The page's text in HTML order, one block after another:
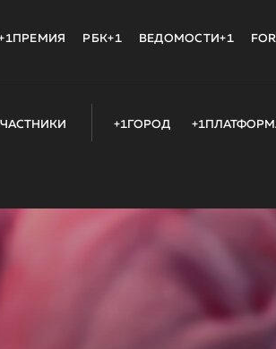
РБК+1 ВЕДОМОСТИ+1
+1ГОРОД